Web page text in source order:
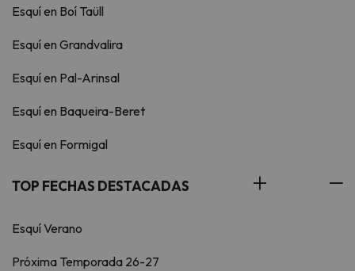
Esquí en Boí Taüll
Esquí en Grandvalira
Esquí en Pal-Arinsal
Esquí en Baqueira-Beret
Esquí en Formigal
TOP FECHAS DESTACADAS
Esquí Verano
Próxima Temporada 26-27